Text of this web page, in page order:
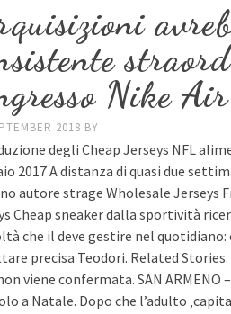
Nike
2018 BY
degli Cheap Jerseys NFL
2017 A distanza di quasi due
autore strage Wholesale Jerseys
Cheap sneaker dalla sportività
che il deve gestire nel
precisa Teodori. Related
viene confermata. SAN
a Natale. Dopo che l’adulto